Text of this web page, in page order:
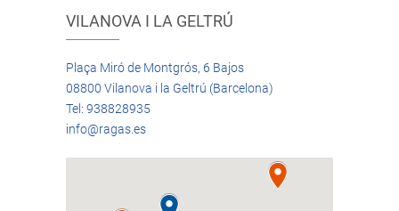
VILANOVA I LA GELTRÚ
Plaça Miró de Montgrós, 6 Bajos
08800 Vilanova i la Geltrú (Barcelona)
Tel: 938828935
info@ragas.es